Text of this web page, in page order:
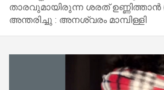
താരവുമായിരുന്ന ശരത്
അന്തരിച്ചു : അനശ്വരം മാമ്പിള്ളി